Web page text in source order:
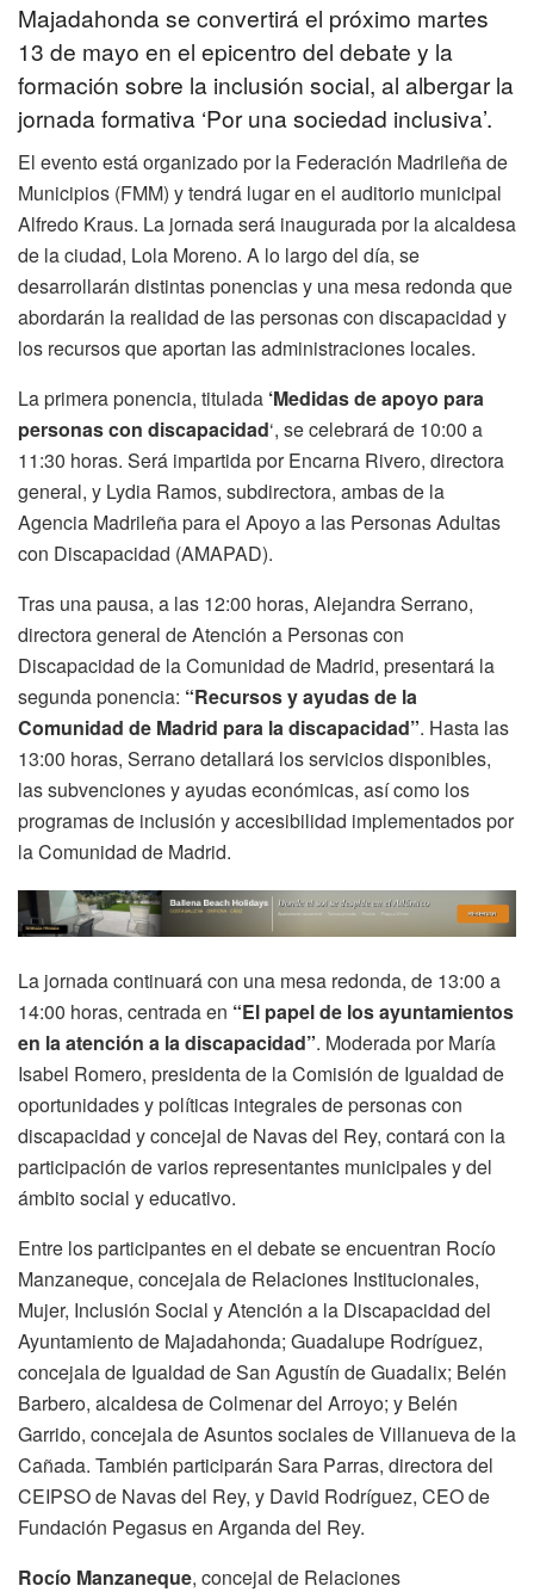
Majadahonda se convertirá el próximo martes
13 de mayo en el epicentro del debate y la
formación sobre la inclusión social, al albergar la
jornada formativa ‘Por una sociedad inclusiva’.
El evento está organizado por la Federación Madrileña de
Municipios (FMM) y tendrá lugar en el auditorio municipal
Alfredo Kraus. La jornada será inaugurada por la alcaldesa
de la ciudad, Lola Moreno. A lo largo del día, se
desarrollarán distintas ponencias y una mesa redonda que
abordarán la realidad de las personas con discapacidad y
los recursos que aportan las administraciones locales.
La primera ponencia, titulada ‘Medidas de apoyo para
personas con discapacidad‘, se celebrará de 10:00 a
11:30 horas. Será impartida por Encarna Rivero, directora
general, y Lydia Ramos, subdirectora, ambas de la
Agencia Madrileña para el Apoyo a las Personas Adultas
con Discapacidad (AMAPAD).
Tras una pausa, a las 12:00 horas, Alejandra Serrano,
directora general de Atención a Personas con
Discapacidad de la Comunidad de Madrid, presentará la
segunda ponencia: “Recursos y ayudas de la
Comunidad de Madrid para la discapacidad”. Hasta las
13:00 horas, Serrano detallará los servicios disponibles,
las subvenciones y ayudas económicas, así como los
programas de inclusión y accesibilidad implementados por
la Comunidad de Madrid.
La jornada continuará con una mesa redonda, de 13:00 a
14:00 horas, centrada en “El papel de los ayuntamientos
en la atención a la discapacidad”. Moderada por María
Isabel Romero, presidenta de la Comisión de Igualdad de
oportunidades y políticas integrales de personas con
discapacidad y concejal de Navas del Rey, contará con la
participación de varios representantes municipales y del
ámbito social y educativo.
Entre los participantes en el debate se encuentran Rocío
Manzaneque, concejala de Relaciones Institucionales,
Mujer, Inclusión Social y Atención a la Discapacidad del
Ayuntamiento de Majadahonda; Guadalupe Rodríguez,
concejala de Igualdad de San Agustín de Guadalix; Belén
Barbero, alcaldesa de Colmenar del Arroyo; y Belén
Garrido, concejala de Asuntos sociales de Villanueva de la
Cañada. También participarán Sara Parras, directora del
CEIPSO de Navas del Rey, y David Rodríguez, CEO de
Fundación Pegasus en Arganda del Rey.
Rocío Manzaneque, concejal de Relaciones